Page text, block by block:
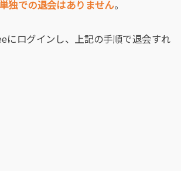
独での退会はありません。
にログインし、上記の手順で退会すれ